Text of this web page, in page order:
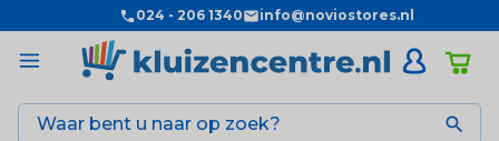
024 - 206 1340 info@noviostores.nl
